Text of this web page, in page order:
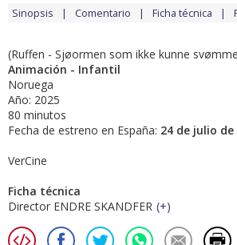
Sinopsis Comentario Ficha técnica
(Ruffen - Sjøormen som ikke kunne
Animación - Infantil
Noruega
Año: 2025
80 minutos
Fecha de estreno en España: 24 de julio de
VerCine
Ficha técnica
Director ENDRE SKANDFER (+)